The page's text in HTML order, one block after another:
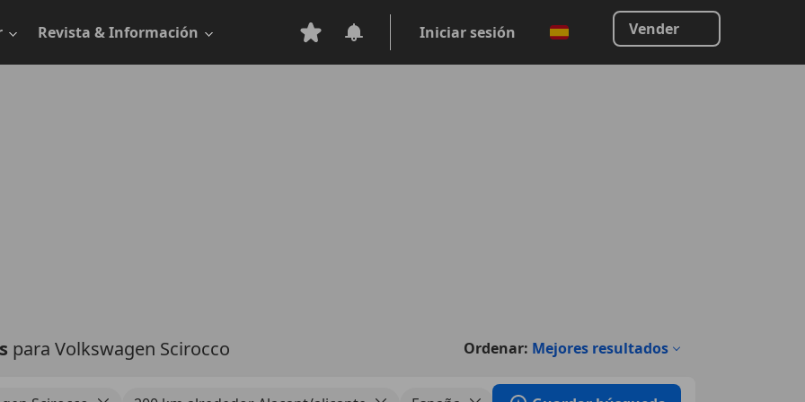
Revista & Información Iniciar sesión Vender
para Volkswagen Scirocco Ordenar: Mejores resultados